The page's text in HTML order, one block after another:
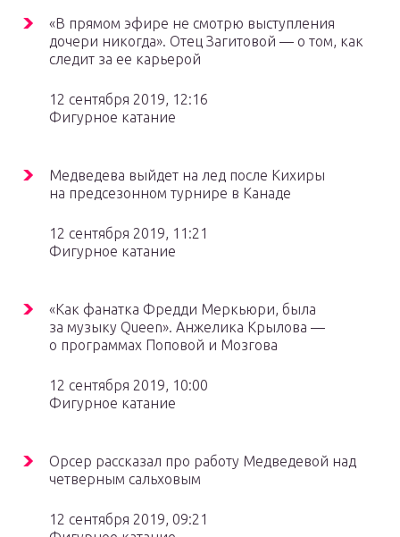
«В прямом эфире не смотрю выступления
дочери никогда». Отец Загитовой — о том, как
следит за ее карьерой
12 сентября 2019, 12:16
Фигурное катание
Медведева выйдет на лед после Кихиры
на предсезонном турнире в Канаде
12 сентября 2019, 11:21
Фигурное катание
«Как фанатка Фредди Меркьюри, была
за музыку Queen». Анжелика Крылова —
о программах Поповой и Мозгова
12 сентября 2019, 10:00
Фигурное катание
Орсер рассказал про работу Медведевой над
четверным сальховым
12 сентября 2019, 09:21